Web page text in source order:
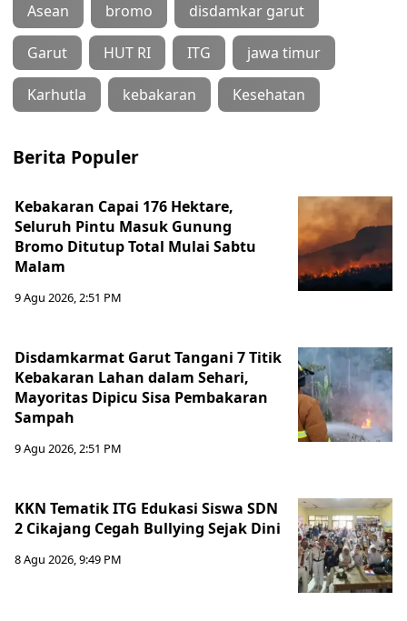
Asean bromo disdamkar garut
Garut HUT RI ITG jawa timur
Karhutla kebakaran Kesehatan
Berita Populer
Kebakaran Capai 176 Hektare,
Seluruh Pintu Masuk Gunung
Bromo Ditutup Total Mulai Sabtu
Malam
9 Agu 2026, 2:51 PM
Disdamkarmat Garut Tangani 7 Titik
Kebakaran Lahan dalam Sehari,
Mayoritas Dipicu Sisa Pembakaran
Sampah
9 Agu 2026, 2:51 PM
KKN Tematik ITG Edukasi Siswa SDN
2 Cikajang Cegah Bullying Sejak Dini
8 Agu 2026, 9:49 PM